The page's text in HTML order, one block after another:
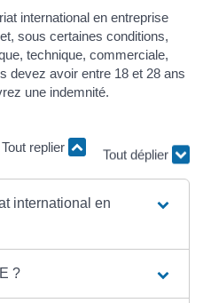
international en entreprise
sous certaines conditions,
technique, commerciale,
devez avoir entre 18 et 28 ans
une indemnité.
Tout replier
Tout déplier
international en
?